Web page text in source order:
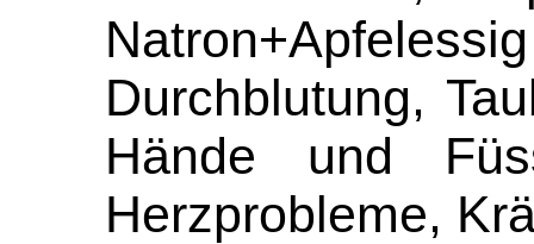
Durchblutung,
Hände und
Herzprobleme,